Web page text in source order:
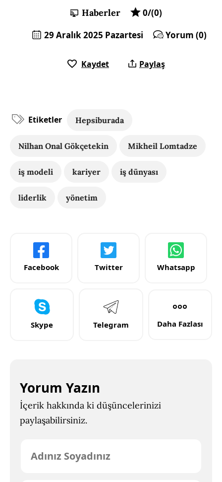
Haberler
0/(0)
29 Aralık 2025 Pazartesi
Yorum (0)
Kaydet Paylaş
Etiketler Hepsiburada
Nilhan Onal Gökçetekin Mikheil Lomtadze
iş modeli kariyer iş dünyası
liderlik yönetim
Facebook Twitter Whatsapp
Skype Telegram Daha Fazlası
Yorum Yazın
İçerik hakkında ki düşüncelerinizi
paylaşabilirsiniz.